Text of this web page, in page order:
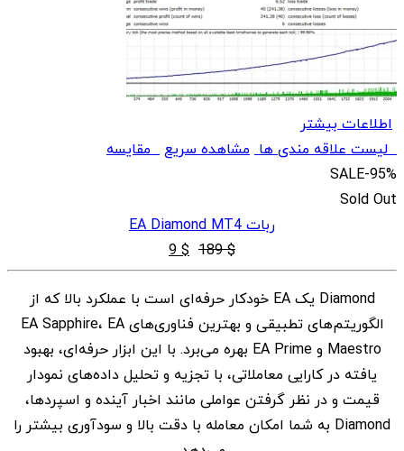
اطلاعات بیشتر
لیست علاقه مندی ها مشاهده سریعمقایسه
SALE-95%
Sold Out
ربات EA Diamond MT4
$
189
قیمت
اصلی
$ 189
بود.
$
9 قیمت
فعلی
$ 9
است.
Diamond یک EA خودکار حرفه‌ای است با عملکرد بالا که از
الگوریتم‌های تطبیقی و بهترین فناوری‌های EA Sapphire، EA
Maestro و EA Prime بهره می‌برد. با این ابزار حرفه‌ای، بهبود
یافته در کارایی معاملاتی، با تجزیه و تحلیل داده‌های نمودار
قیمت و در نظر گرفتن عواملی مانند اخبار آینده و اسپردها،
Diamond به شما امکان معامله با دقت بالا و سودآوری بیشتر را